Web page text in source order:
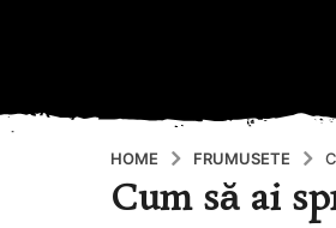
HOME FRUMUSETE
3
Cum să ai